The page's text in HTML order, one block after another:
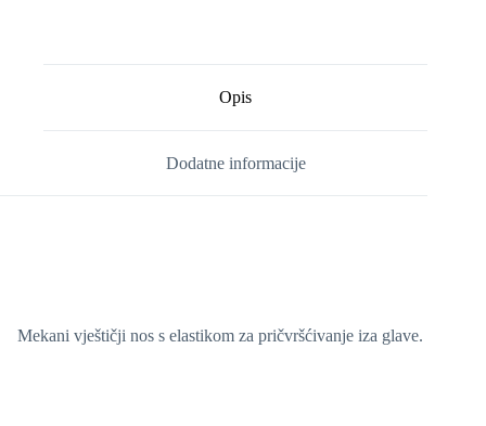
Opis
Dodatne informacije
Mekani vještičji nos s elastikom za pričvršćivanje iza glave.